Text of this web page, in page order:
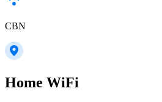
CBN
Home WiFi